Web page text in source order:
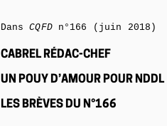
DansCQFDn°166 (juin 2018)
CABREL RÉDAC-CHEF
UN POUY D’AMOUR POUR NDDL
LES BRÈVES DU N°166